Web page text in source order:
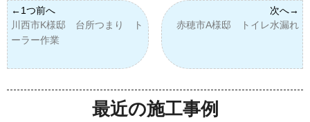
川西市K様邸 台所つまり ト
ーラー作業
赤穂市A様邸 トイレ水漏れ
最近の施工事例